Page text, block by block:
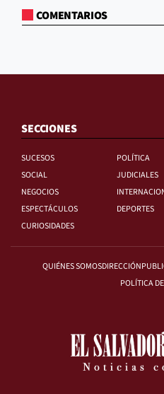
COMENTARIOS
SECCIONES
SUCESOS
POLÍTICA
SOCIAL
JUDICIALES
NEGOCIOS
ESPECTÁCULOS
DEPORTES
CURIOSIDADES
QUIÉNES SOMOSDIRECCIÓN
POLÍTICA